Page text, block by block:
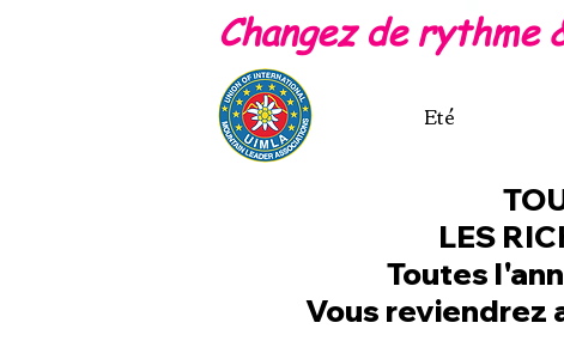
Changez de rythme
Eté
LES
Toutes
Vous reviendrez